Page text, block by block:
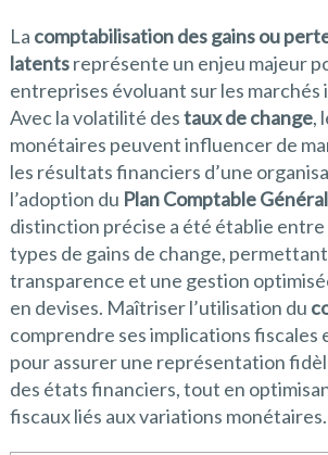
La comptabilisation des gains ou
latentsreprésente un enjeu majeur
entreprises évoluant sur les
Avec la volatilité destaux de change,
monétaires peuvent influencer de
les résultats financiers d’une
l’adoption du Plan Comptable
distinction précise a été établie
types de gains de change,
transparence et une gestion
en devises. Maîtriser l’utilisation du
comprendre ses implications fiscales
pour assurer une représentation
des états financiers, tout en
fiscaux liés aux variations monétaires.